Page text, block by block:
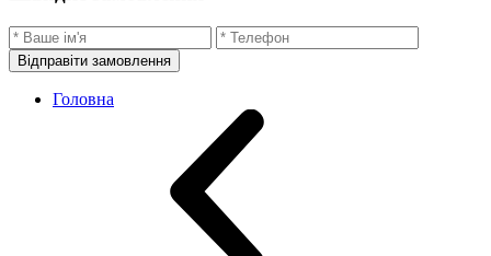
Відправіти замовлення
Головна